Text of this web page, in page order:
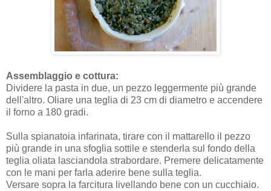
Assemblaggio e cottura:
Dividere la pasta in due, un pezzo leggermente più grande
dell'altro. Oliare una teglia di 23 cm di diametro e accendere
il forno a 180 gradi.
Sulla spianatoia infarinata, tirare con il mattarello il pezzo
più grande in una sfoglia sottile e stenderla sul fondo della
teglia oliata lasciandola strabordare. Premere delicatamente
con le mani per farla aderire bene sulla teglia.
Versare sopra la farcitura livellando bene con un cucchiaio.